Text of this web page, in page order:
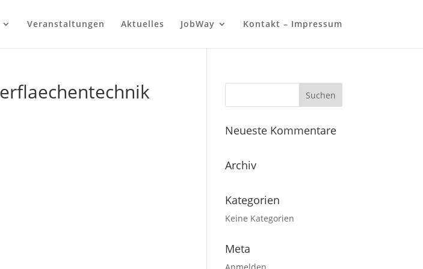
Veranstaltungen Aktuelles JobWay Kontakt – Impressum
Neueste Kommentare
Archiv
Kategorien
Keine Kategorien
Meta